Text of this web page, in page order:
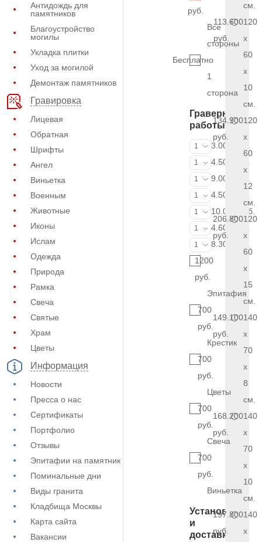
Антидождь для
памятников
Благоустройство
могилы
Укладка плитки
Уход за могилой
Демонтаж памятников
Гравировка
Лицевая
Обратная
Шрифты
Ангел
Виньетка
Военным
Животные
Иконы
Ислам
Одежда
Природа
Рамка
Свеча
Святые
Храм
Цветы
Информация
Новости
Пресса о нас
Сертификаты
Портфолио
Отзывы
Эпитафии на памятник
Поминальные дни
Виды гранита
Кладбища Москвы
Карта сайта
Вакансии
руб.
Все
стороны
Бесплатно
1
сторона
Граверные
работы
ФИО и даты
1
3.000 руб.
ФИО и даты
1
4.500 руб.
ФИО и даты
1
9.000 руб.
Портрет
1
4.500 руб.
Портрет
1
10.000 руб.
Фотокерамика
1
4.600 руб.
Фото на
1
8.300 руб.
1200
руб.
Эпитафия
700
руб.
Крестик
700
руб.
Цветы
700
руб.
Свеча
700
руб.
Виньетка
Установка
и
доставка
см.
113.600
руб.
120
x
60
x
10
см.
134.900
руб.
120
x
60
x
12
см.
206.800
руб.
120
x
60
x
15
см.
149.100
руб.
140
x
70
x
8
см.
168.200
руб.
140
x
70
x
10
см.
197.800
руб.
140
x